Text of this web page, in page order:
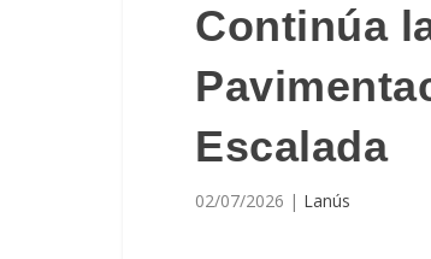
Continúa
Escalada
02/07/2026 | Lanús